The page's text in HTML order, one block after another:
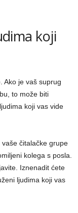
koji
Ako je vaš suprug
to može biti
koji vas vide
čitalačke grupe
kolega s posla.
Iznenadit ćete
ljudima koji vas